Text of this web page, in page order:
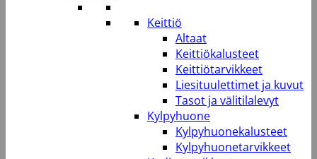
Keittiö
Altaat
Keittiökalusteet
Keittiötarvikkeet
Liesituulettimet ja kuvut
Tasot ja välitilalevyt
Kylpyhuone
Kylpyhuonekalusteet
Kylpyhuonetarvikkeet